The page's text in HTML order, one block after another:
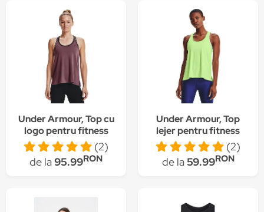
Under Armour, Top cu
logo pentru fitness
Knockout, Violet
prafuit/Negru
(2)
de la95.99RON
Under Armour, Top
lejer pentru fitness
Knockout, Verde lime
(2)
de la59.99RON